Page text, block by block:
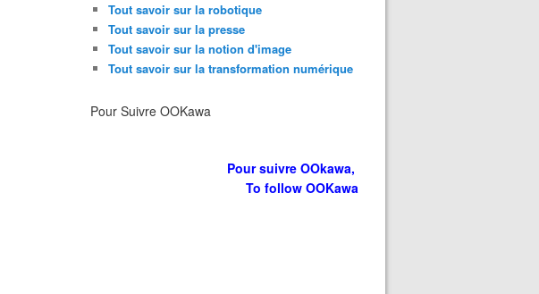
Tout savoir sur la robotique
Tout savoir sur la presse
Tout savoir sur la notion d'image
Tout savoir sur la transformation numérique
Pour Suivre OOKawa
Pour suivre OOkawa,
To follow OOKawa